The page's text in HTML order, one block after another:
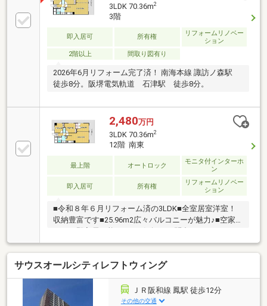
3LDK 70.36m2
3階
即入居可 所有権
リフォームリノベー
ション
2階以上
間取り図有り
2026年6月リフォーム完了済！ 南海本線 諏訪ノ森駅
徒歩8分。阪堺電気軌道 石津駅 徒歩8分。
2,480万円
3LDK 70.36m2
12階 南東
最上階 オートロック
モニタ付インターホ
ン
即入居可 所有権
リフォームリノベー
ション
■令和８年６月リフォーム済の3LDK■全室居室洋室！
収納豊富です■25.96m2広々バルコニーが魅力♪■空家
サウスオールシティレフトウィング
ＪＲ阪和線 鳳駅 徒歩12分
その他の交通